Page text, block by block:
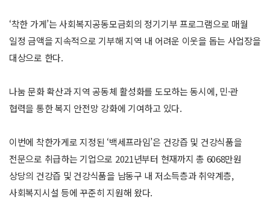
‘착한 가게’는 사회복지공동모금회의 정기기부 프로그램으로 매월
일정 금액을 지속적으로 기부해 지역 내 어려운 이웃을 돕는 사업장을
대상으로 한다.
나눔 문화 확산과 지역 공동체 활성화를 도모하는 동시에, 민·관
협력을 통한 복지 안전망 강화에 기여하고 있다.
이번에 착한가게로 지정된 ‘백세프라임’은 건강즙 및 건강식품을
전문으로 취급하는 기업으로 2021년부터 현재까지 총 6068만원
상당의 건강즙 및 건강식품을 남동구 내 저소득층과 취약계층,
사회복지시설 등에 꾸준히 지원해 왔다.